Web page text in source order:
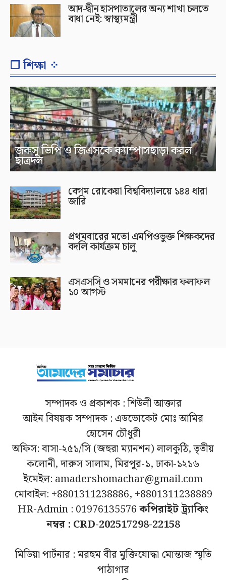
আদ-দ্বীন হাসপাতালের অন্য শাখা চলতে
বাধা নেই: স্বাস্থ্যমন্ত্রী
❐ শিক্ষা ⁘
জকসু ভিপি ও জিএসকে ক্যাম্পাসছাড়া করল
ছাত্রদল
বেগম রোকেয়া বিশ্ববিদ্যালয়ে ১৪৪ ধারা
জারি
প্রথমবারের মতো এমপিওভুক্ত শিক্ষকদের
বদলি কার্যক্রম চালু
এসএসসি ও সমমানের পরীক্ষার ফলাফল
১০ আগস্ট
সম্পাদক ও প্রকাশক : শিউলী আক্তার
আইন বিষয়ক সম্পাদক : এডভোকেট মোঃ আমির
হোসেন চৌধুরী
অফিস: বাসা-২৫১/সি (জহুরা ম্যানশন) লালকুঠি, তৃতীয়
কলোনী, দারুস সালাম, মিরপুর-১, ঢাকা-১২১৬
ইমেইল: amadershomachar@gmail.com
মোবাইল: +8801311238886, +8801311238889
HR-Admin : 01976135576কপিরাইট ট্র্যাকিং
নম্বর : CRD-202517298-22158
মিডিয়া পার্টনার : মরহুম বীর মুক্তিযোদ্ধা মোন্তাজ স্মৃতি
পাঠাগার